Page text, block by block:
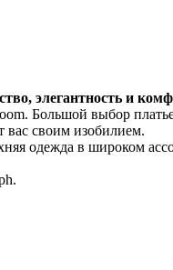
элегантность и
Большой выбор
своим изобилием.
одежда в широком